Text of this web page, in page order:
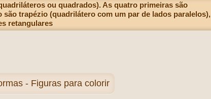
ou quadrados). As quatro primeiras são
trapézio (quadrilátero com um par de lados paralelos),
retangulares
- Figuras para colorir